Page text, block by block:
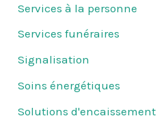
Services à la personne
Services funéraires
Signalisation
Soins énergétiques
Solutions d'encaissement